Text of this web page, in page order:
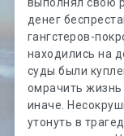
денег
гангстеров-
находились на
суды были
омрачить жизнь
иначе.
утонуть в